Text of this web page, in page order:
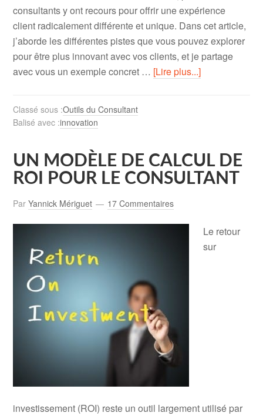
consultants y ont recours pour offrir une expérience
client radicalement différente et unique. Dans cet article,
j’aborde les différentes pistes que vous pouvez explorer
pour être plus innovant avec vos clients, et je partage
avec vous un exemple concret … [Lire plus...]
Classé sous :Outils du Consultant
Balisé avec :innovation
UN MODÈLE DE CALCUL DE
ROI POUR LE CONSULTANT
ParYannick Mériguet 17 Commentaires
Le retour
sur
investissement (ROI) reste un outil largement utilisé par